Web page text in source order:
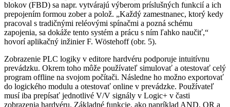
blokov (FBD) sa napr. vytvárajú výberom príslušných funkcií a ich
prepojením formou zober a polož. „Každý zamestnanec, ktorý kedy
pracoval s tradičnými reléovými spínačmi a pozná schému
zapojenia, sa dokáže tento systém a prácu s ním ľahko naučiť,“
hovorí aplikačný inžinier F. Wöstehoff (obr. 5).
Zobrazenie PLC logiky v editore hardvéru podporuje intuitívnu
prevádzku. Okrem toho môže používateľ simulovať a otestovať celý
program offline na svojom počítači. Následne ho možno exportovať
do logického modulu a otestovať online v prevádzke. Používateľ
musí iba prepísať jednotlivé V/V signály v Logic+ v časti
zobrazenia hardvéru. Základné funkcie, ako napríklad AND, OR a